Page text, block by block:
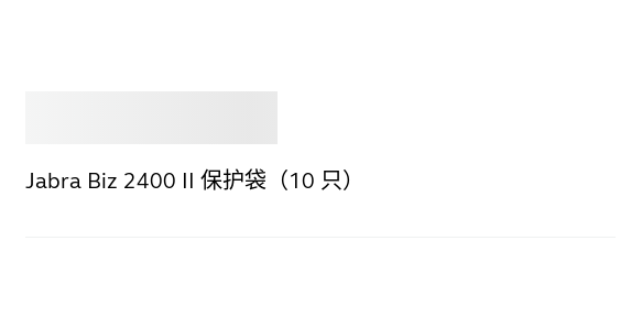
Jabra Biz 2400 II 保护袋（10 只）